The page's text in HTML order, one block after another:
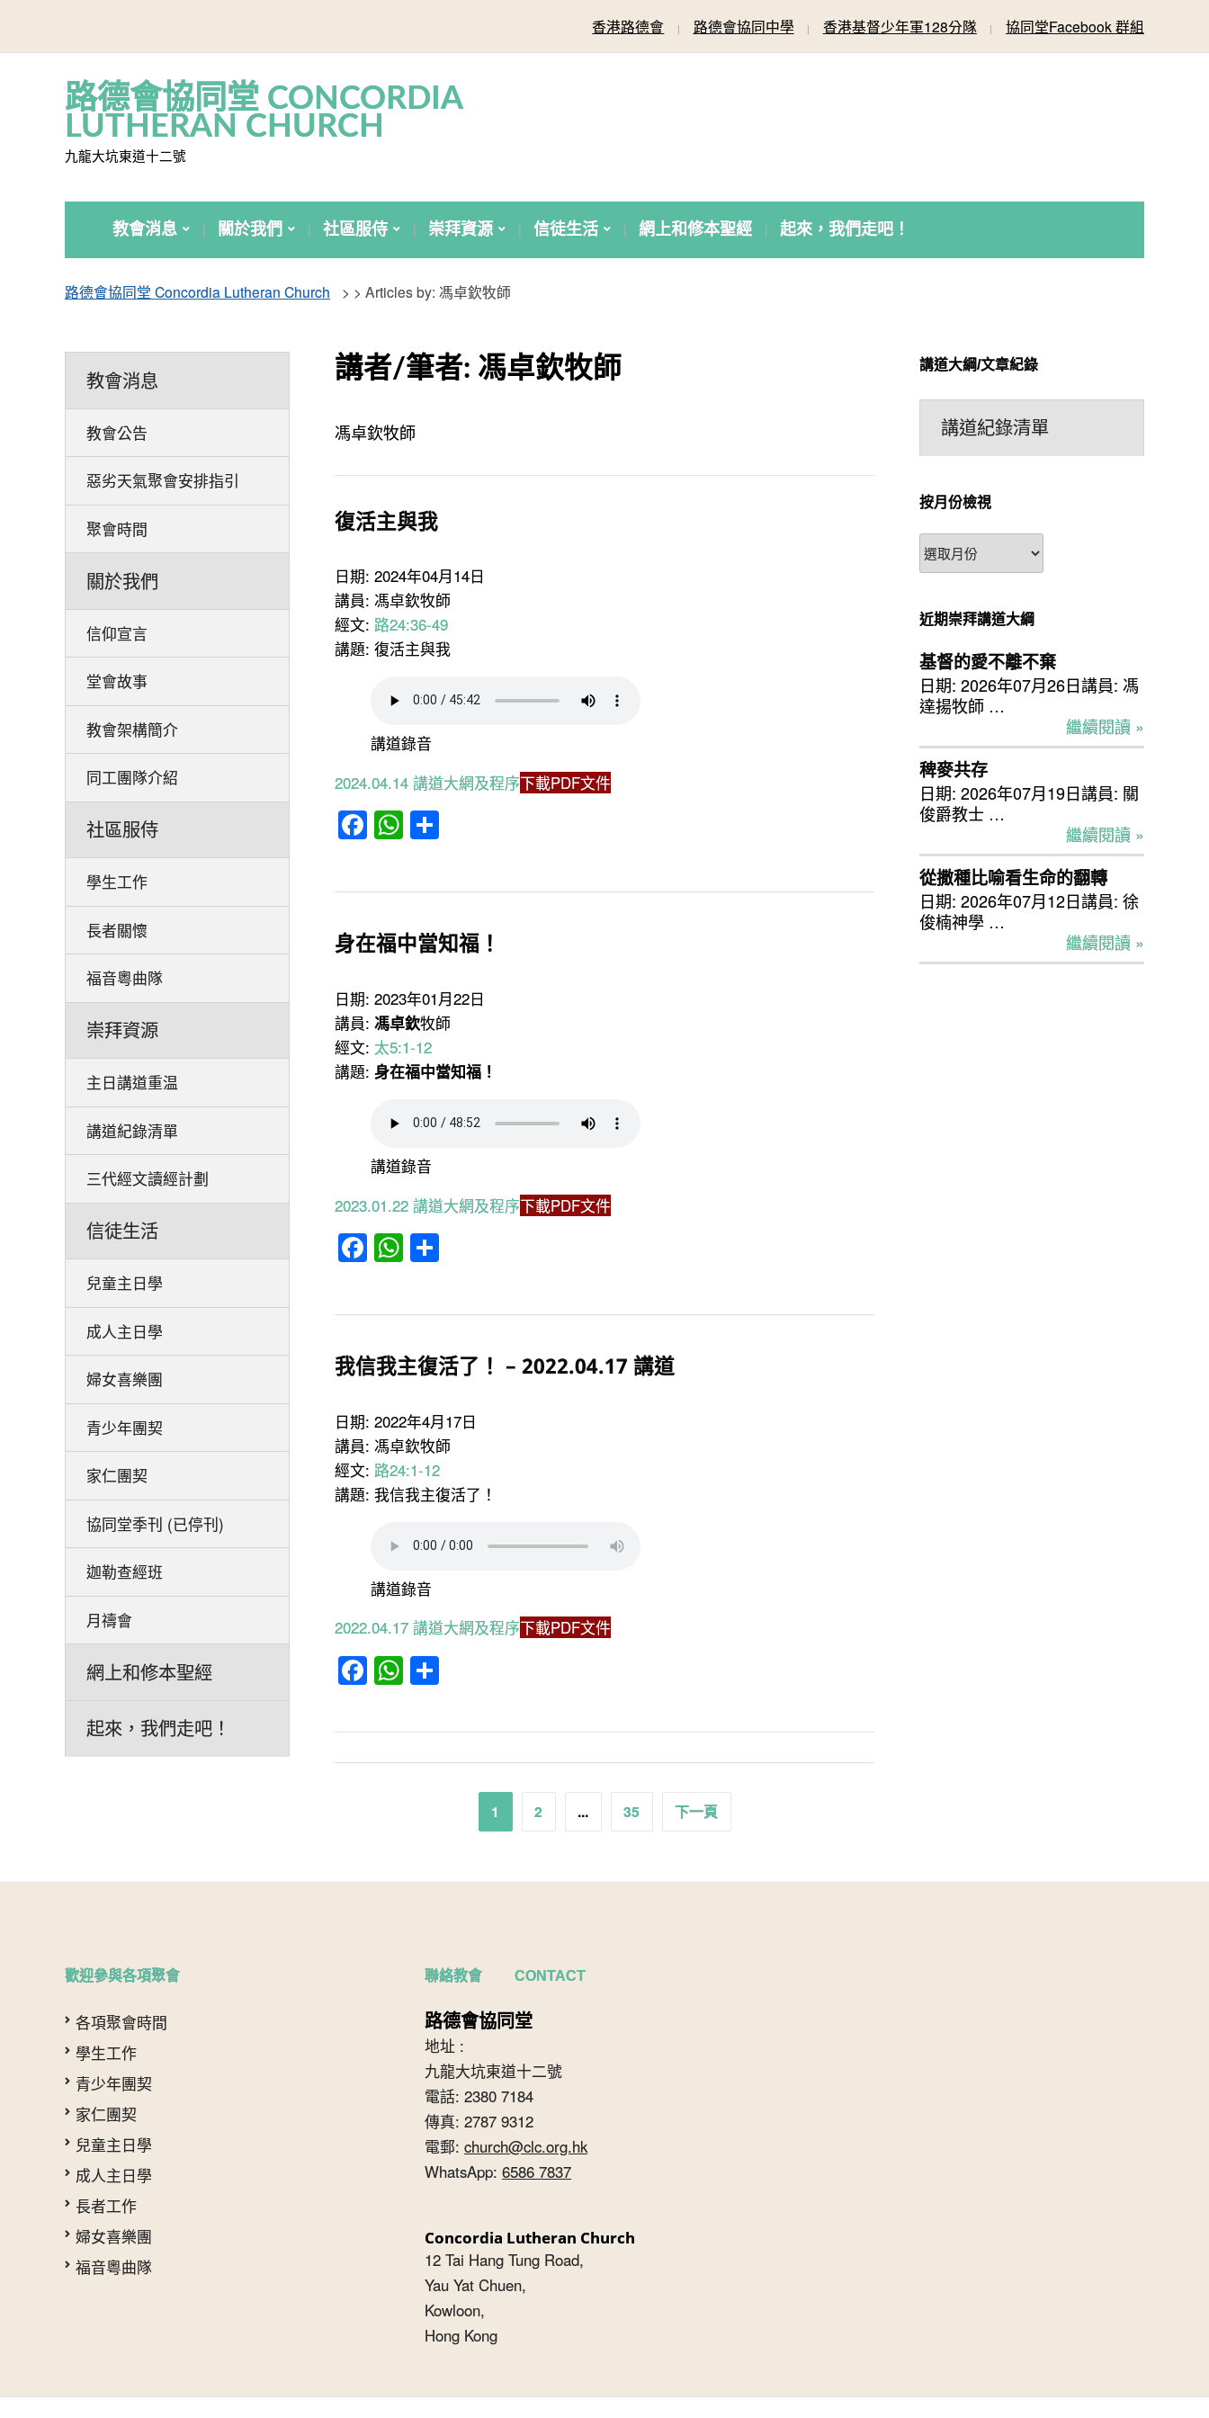
香港路德會 路德會協同中學 香港基督少年軍128分隊 協同堂Facebook 群組
路德會協同堂 CONCORDIA
LUTHERAN CHURCH
九龍大坑東道十二號
教會消息 關於我們 社區服侍 崇拜資源 信徒生活 網上和修本聖經 起來，我們走吧！
路德會協同堂 Concordia Lutheran Church > > Articles by: 馮卓欽牧師
教會消息
教會公告
惡劣天氣聚會安排指引
聚會時間
關於我們
信仰宣言
堂會故事
教會架構簡介
同工團隊介紹
社區服侍
學生工作
長者關懷
福音粵曲隊
崇拜資源
主日講道重温
講道紀錄清單
三代經文讀經計劃
信徒生活
兒童主日學
成人主日學
婦女喜樂團
青少年團契
家仁團契
協同堂季刊 (已停刊)
迦勒查經班
月禱會
網上和修本聖經
起來，我們走吧！
講者/筆者: 馮卓欽牧師
馮卓欽牧師
復活主與我
日期: 2024年04月14日
講員: 馮卓欽牧師
經文: 路24:36-49
講題: 復活主與我
講道錄音
2024.04.14 講道大網及程序下載PDF文件
Facebook
WhatsApp
身在福中當知福！
日期: 2023年01月22日
講員: 馮卓欽牧師
經文: 太5:1-12
講題: 身在福中當知福！
講道錄音
2023.01.22 講道大網及程序下載PDF文件
Facebook
WhatsApp
我信我主復活了！ – 2022.04.17 講道
日期: 2022年4月17日
講員: 馮卓欽牧師
經文: 路24:1-12
講題: 我信我主復活了！
講道錄音
2022.04.17 講道大網及程序下載PDF文件
Facebook
WhatsApp
分
1 2 ... 35 下一頁
講道大綱/文章紀錄
講道紀錄清單
按月份檢視
按
月
視
近期崇拜講道大綱
基督的愛不離不棄
日期: 2026年07月26日講員: 馮
達揚牧師 …
繼續閱讀 »
稗麥共存
日期: 2026年07月19日講員: 關
俊爵教士 …
繼續閱讀 »
從撒種比喻看生命的翻轉
日期: 2026年07月12日講員: 徐
俊楠神學 …
繼續閱讀 »
歡迎參與各項聚會
各項聚會時間
學生工作
青少年團契
家仁團契
兒童主日學
成人主日學
長者工作
婦女喜樂團
福音粵曲隊
聯絡教會 CONTACT
路德會協同堂
地址 :
九龍大坑東道十二號
電話: 2380 7184
傳真: 2787 9312
電郵: church@clc.org.hk
WhatsApp: 6586 7837
Concordia Lutheran Church
12 Tai Hang Tung Road,
Yau Yat Chuen,
Kowloon,
Hong Kong